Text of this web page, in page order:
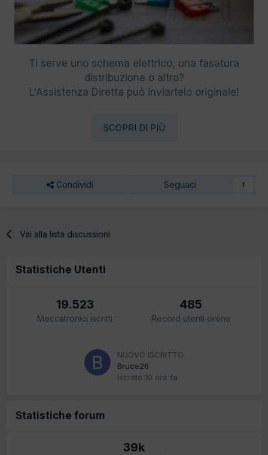
Ti serve uno schema elettrico, una fasatura
distribuzione o altro?
L'Assistenza Diretta può inviartelo originale!
SCOPRI DI PIÙ
Condividi Seguaci 1
Vai alla lista discussioni
Statistiche Utenti
19.523
Meccatronici iscritti
485
Record utenti online
NUOVO ISCRITTO
Bruce26
Iscritto 10 ore fa
Statistiche forum
39k